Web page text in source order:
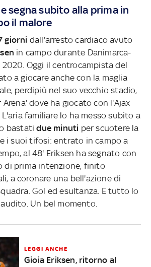
segna subito alla prima in
il malore
giorni dall'arresto cardiaco avuto
in campo durante Danimarca-
2020. Oggi il centrocampista del
a giocare anche con la maglia
perdipiù nel suo vecchio stadio,
dove ha giocato con l'Ajax
L'aria familiare lo ha messo subito a
bastatidue minuti per scuotere la
i suoi tifosi: entrato in campo a
al 48' Eriksen ha segnato con
di prima intenzione, finito
a coronare una bell'azione di
Gol ed esultanza. E tutto lo
Un bel momento.
LEGGI ANCHE
Gioia Eriksen, ritorno al